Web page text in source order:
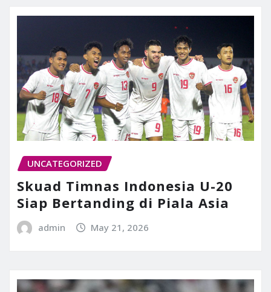
UNCATEGORIZED
Skuad Timnas Indonesia U-20
Siap Bertanding di Piala Asia
admin May 21, 2026